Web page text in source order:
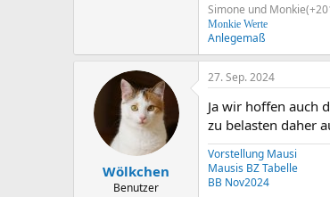
Simone und
Monkie Werte
Anlegemaß
Wölkchen
Benutzer
27. Sep. 2024
Ja wir hoffen auch
zu belasten daher
Vorstellung Mausi
Mausis BZ Tabelle
BB Nov2024